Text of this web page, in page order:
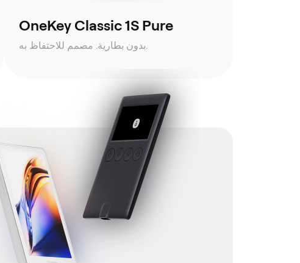
OneKey Classic 1S Pure
بدون بطارية. مصمم للاحتفاظ به.